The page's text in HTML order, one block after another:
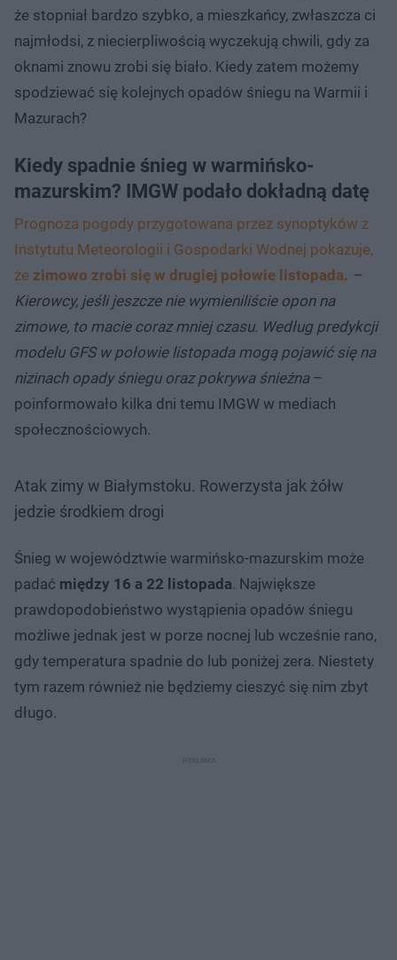
że stopniał bardzo szybko, a mieszkańcy, zwłaszcza ci
najmłodsi, z niecierpliwością wyczekują chwili, gdy za
oknami znowu zrobi się biało. Kiedy zatem możemy
spodziewać się kolejnych opadów śniegu na Warmii i
Mazurach?
Kiedy spadnie śnieg w warmińsko-
mazurskim? IMGW podało dokładną datę
Prognoza pogody przygotowana przez synoptyków z
Instytutu Meteorologii i Gospodarki Wodnej pokazuje,
że zimowo zrobi się w drugiej połowie listopada. –
Kierowcy, jeśli jeszcze nie wymieniliście opon na
zimowe, to macie coraz mniej czasu. Według predykcji
modelu GFS w połowie listopada mogą pojawić się na
nizinach opady śniegu oraz pokrywa śnieżna–
poinformowało kilka dni temu IMGW w mediach
społecznościowych.
Atak zimy w Białymstoku. Rowerzysta jak żółw
jedzie środkiem drogi
Śnieg w województwie warmińsko-mazurskim może
padać między 16 a 22 listopada. Największe
prawdopodobieństwo wystąpienia opadów śniegu
możliwe jednak jest w porze nocnej lub wcześnie rano,
gdy temperatura spadnie do lub poniżej zera. Niestety
tym razem również nie będziemy cieszyć się nim zbyt
długo.